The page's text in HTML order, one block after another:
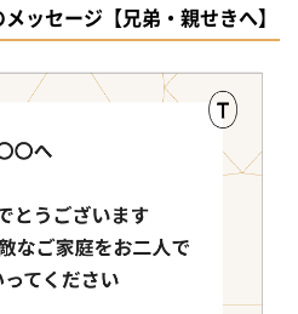
ッセージ【兄弟・親せきへ】